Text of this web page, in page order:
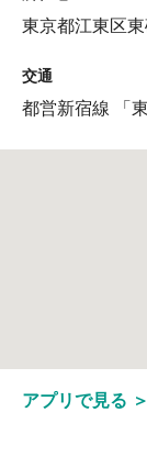
東京都江東区
交通
都営新宿線 「
アプリで見る ＞